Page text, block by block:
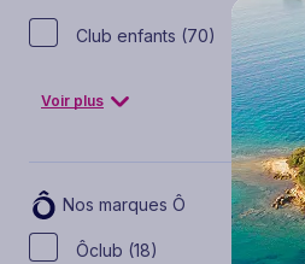
Club enfants (70)
Voir plus
Nos marques Ô
Ôclub (18)